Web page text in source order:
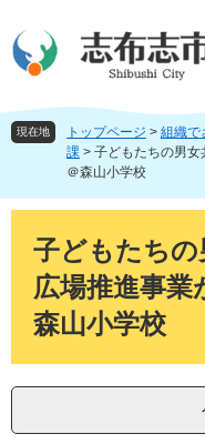
ジ
頭
。
ュ
飛
て
現在地 トップページ > 組織で
課 > 子どもたちの男女
＠森山小学校
子どもたちの
広場推進事業
森山小学校